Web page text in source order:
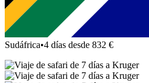
Sudáfrica•4 días desde 832 €